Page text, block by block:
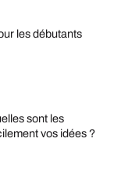
les débutants
sont les
vos idées ?